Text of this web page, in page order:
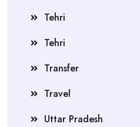
Tehri
Tehri
Transfer
Travel
Uttar Pradesh